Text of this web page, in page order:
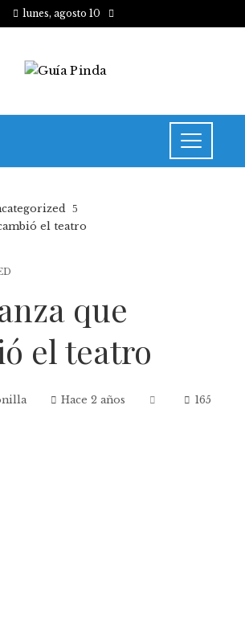
lunes, agosto 10
el teatro
que
el teatro
Hace 2 años 165